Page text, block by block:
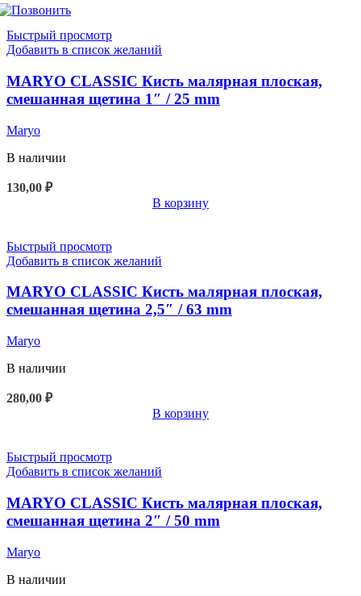
Быстрый просмотр
Добавить в список желаний
MARYO CLASSIC Кисть малярная плоская,
смешанная щетина 1″ / 25 mm
Maryo
В наличии
130,00 ₽
В корзину
Быстрый просмотр
Добавить в список желаний
MARYO CLASSIC Кисть малярная плоская,
смешанная щетина 2,5″ / 63 mm
Maryo
В наличии
280,00 ₽
В корзину
Быстрый просмотр
Добавить в список желаний
MARYO CLASSIC Кисть малярная плоская,
смешанная щетина 2″ / 50 mm
Maryo
В наличии